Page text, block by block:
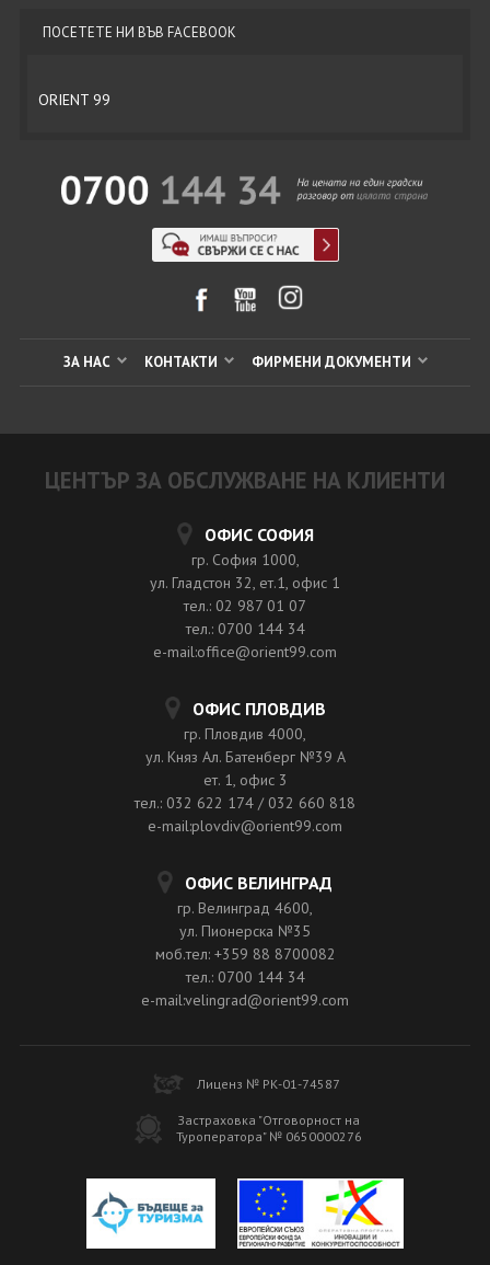
ПОСЕТЕТЕ НИ ВЪВ FACEBOOK
ORIENT 99
ЗА НАС КОНТАКТИ ФИРМЕНИ ДОКУМЕНТИ
ЦЕНТЪР ЗА ОБСЛУЖВАНЕ НА КЛИЕНТИ
ОФИС СОФИЯ
гр. София 1000,
ул. Гладстон 32, ет.1, офис 1
тел.: 02 987 01 07
тел.: 0700 144 34
e-mail:office@orient99.com
ОФИС ПЛОВДИВ
гр. Пловдив 4000,
ул. Княз Ал. Батенберг №39 A
ет. 1, офис 3
тел.: 032 622 174 / 032 660 818
e-mail:plovdiv@orient99.com
ОФИС ВЕЛИНГРАД
гр. Велинград 4600,
ул. Пионерска №35
моб.тел: +359 88 8700082
тел.: 0700 144 34
e-mail:velingrad@orient99.com
Лиценз № РК-01-74587
Застраховка "Отговорност на
Туроператора" № 0650000276